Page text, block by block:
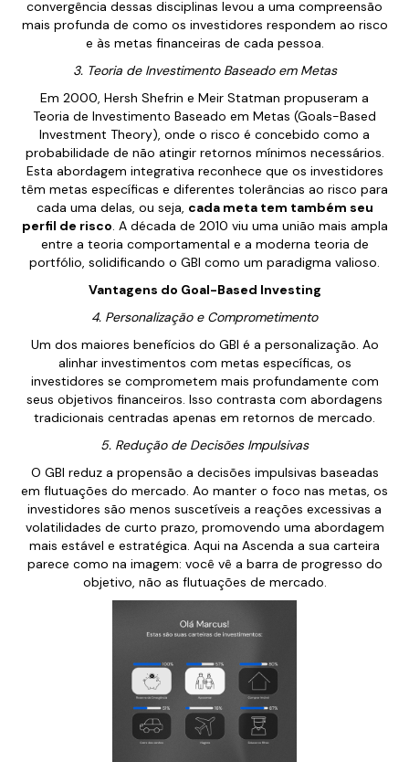
convergência dessas disciplinas levou a uma compreensão
mais profunda de como os investidores respondem ao risco
e às metas financeiras de cada pessoa.
3. Teoria de Investimento Baseado em Metas
Em 2000, Hersh Shefrin e Meir Statman propuseram a
Teoria de Investimento Baseado em Metas (Goals-Based
Investment Theory), onde o risco é concebido como a
probabilidade de não atingir retornos mínimos necessários.
Esta abordagem integrativa reconhece que os investidores
têm metas específicas e diferentes tolerâncias ao risco para
cada uma delas, ou seja, cada meta tem também seu
perfil de risco. A década de 2010 viu uma união mais ampla
entre a teoria comportamental e a moderna teoria de
portfólio, solidificando o GBI como um paradigma valioso.
Vantagens do Goal-Based Investing
4. Personalização e Comprometimento
Um dos maiores benefícios do GBI é a personalização. Ao
alinhar investimentos com metas específicas, os
investidores se comprometem mais profundamente com
seus objetivos financeiros. Isso contrasta com abordagens
tradicionais centradas apenas em retornos de mercado.
5. Redução de Decisões Impulsivas
O GBI reduz a propensão a decisões impulsivas baseadas
em flutuações do mercado. Ao manter o foco nas metas, os
investidores são menos suscetíveis a reações excessivas a
volatilidades de curto prazo, promovendo uma abordagem
mais estável e estratégica. Aqui na Ascenda a sua carteira
parece como na imagem: você vê a barra de progresso do
objetivo, não as flutuações de mercado.